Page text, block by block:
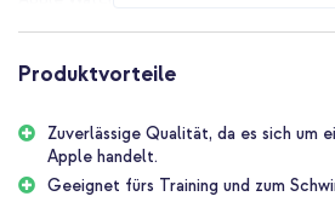
Ob du ein begeisterter Sportler bist
Meer zu machen. Das Silikonarmband ist
aktiven Lebensstil zu unterstützen, ohne
Komfort zu verzichten.
Produktvorteile
Zuverlässige Qualität, da es sich um
Apple handelt.
Geeignet fürs Training und zum